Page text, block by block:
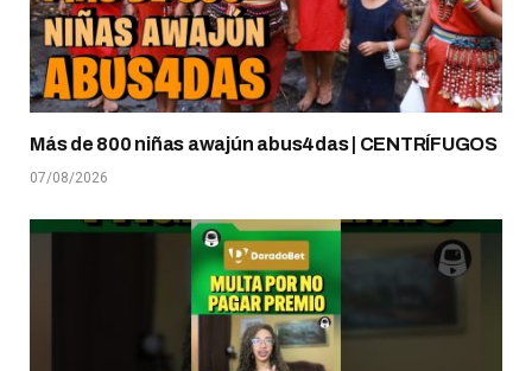
Más de 800 niñas awajún abus4das | CENTRÍFUGOS
07/08/2026